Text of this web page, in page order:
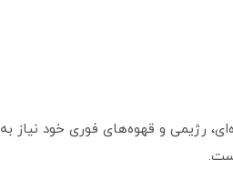
رژیمی و قهوه‌های فوری خود نیاز به